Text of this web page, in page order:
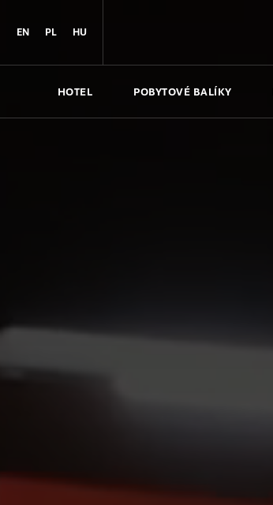
EN PL HU
HOTEL POBYTOVÉ BALÍKY